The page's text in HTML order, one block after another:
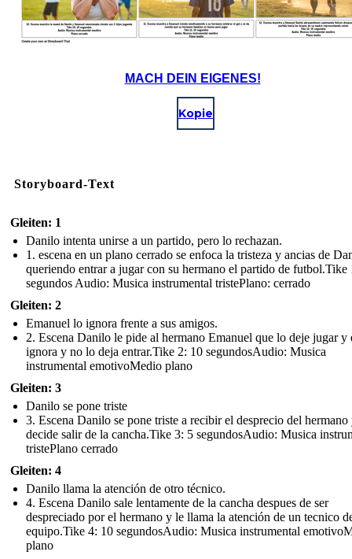
MACH DEIN EIGENES!
Kopie
Storyboard-Text
Gleiten: 1
Danilo intenta unirse a un partido, pero lo rechazan.
1. escena en un plano cerrado se enfoca la tristeza y ancias de
queriendo entrar a jugar con su hermano el partido de futbol.Tike
segundos Audio: Musica instrumental tristePlano: cerrado
Gleiten: 2
Emanuel lo ignora frente a sus amigos.
2. Escena Danilo le pide al hermano Emanuel que lo deje jugar y
ignora y no lo deja entrar.Tike 2: 10 segundosAudio: Musica
instrumental emotivoMedio plano
Gleiten: 3
Danilo se pone triste
3. Escena Danilo se pone triste a recibir el desprecio del hermano
decide salir de la cancha.Tike 3: 5 segundosAudio: Musica
tristePlano cerrado
Gleiten: 4
Danilo llama la atención de otro técnico.
4. Escena Danilo sale lentamente de la cancha despues de ser
despreciado por el hermano y le llama la atención de un tecnico
equipo.Tike 4: 10 segundosAudio: Musica instrumental
plano